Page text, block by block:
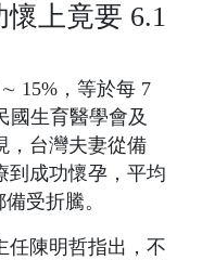
上竟要 6.1
15%，等於每 7
國生育醫學會及
，台灣夫妻從備
到成功懷孕，平均
受折騰。
任陳明哲指出，不